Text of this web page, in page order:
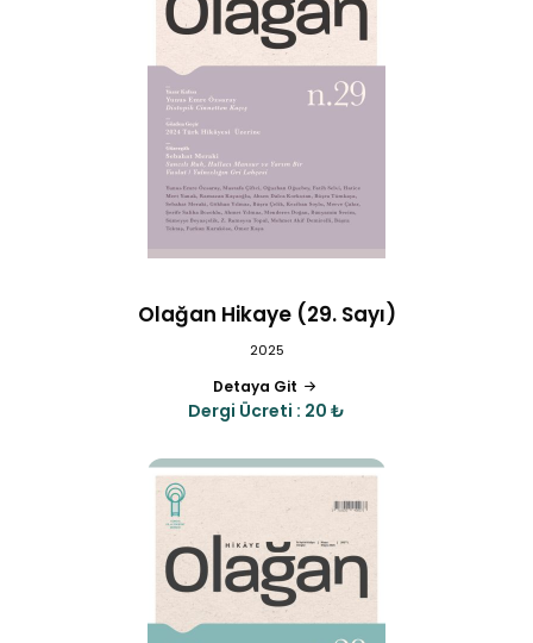
Olağan Hikaye (29. Sayı)
2025
Detaya Git
Dergi Ücreti : 20 ₺